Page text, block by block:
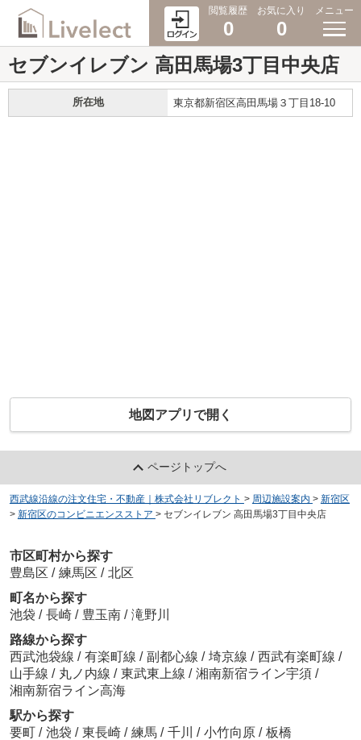
閲覧履歴
0
お気に入り
0
メニュー
セブンイレブン 高田馬場3丁目中央店
所在地 東京都新宿区高田馬場３丁目18-10
地図アプリで開く
ページトップへ
西武線沿線の注文住宅・不動産｜株式会社リブレクト > 周辺施設案内 > 新宿区
> 新宿区のコンビニエンスストア > セブンイレブン 高田馬場3丁目中央店
市区町村から探す
豊島区 / 練馬区 / 北区
町名から探す
池袋 / 長崎 / 豊玉南 / 滝野川
路線から探す
西武池袋線 / 有楽町線 / 副都心線 / 埼京線 / 西武有楽町線 /
山手線 / 丸ノ内線 / 東武東上線 / 湘南新宿ライン宇須 /
湘南新宿ライン高海
駅から探す
要町 / 池袋 / 東長崎 / 練馬 / 千川 / 小竹向原 / 板橋